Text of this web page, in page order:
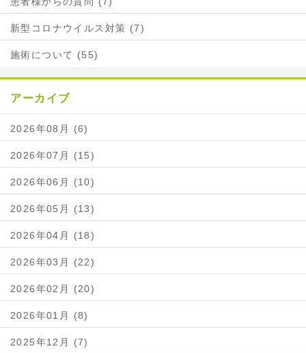
新型コロナウイルス対策 (7)
施術について (55)
アーカイブ
2026年08月 (6)
2026年07月 (15)
2026年06月 (10)
2026年05月 (13)
2026年04月 (18)
2026年03月 (22)
2026年02月 (20)
2026年01月 (8)
2025年12月 (7)